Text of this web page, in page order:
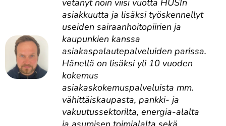
asiakkuutta ja lisäksi työskennellyt
useiden sairaanhoitopiirien ja
kaupunkien kanssa
asiakaspalautepalveluiden parissa.
Hänellä on lisäksi yli 10 vuoden
kokemus
asiakaskokemuspalveluista mm.
vähittäiskaupasta, pankki- ja
vakuutussektorilta, energia-alalta